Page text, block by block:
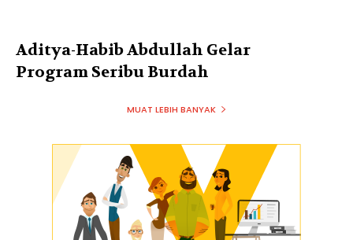
Aditya-Habib Abdullah Gelar
Program Seribu Burdah
MUAT LEBIH BANYAK